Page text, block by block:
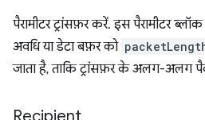
पैरामीटर ट्रांसफ़र करें. इस पैरामीटर
अवधि या डेटा बफ़र को
जाता है, ताकि ट्रांसफ़र के अलग-अलग